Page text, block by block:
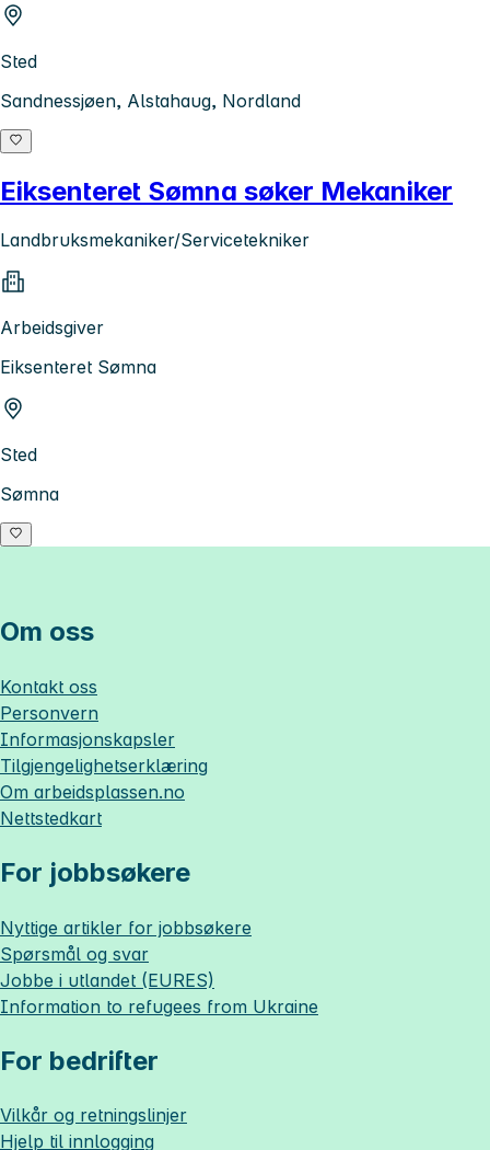
Sted
Sandnessjøen, Alstahaug, Nordland
Eiksenteret Sømna søker Mekaniker
Landbruksmekaniker/Servicetekniker
Arbeidsgiver
Eiksenteret Sømna
Sted
Sømna
Om oss
Kontakt oss
Personvern
Informasjonskapsler
Tilgjengelighetserklæring
Om arbeidsplassen.no
Nettstedkart
For jobbsøkere
Nyttige artikler for jobbsøkere
Spørsmål og svar
Jobbe i utlandet (EURES)
Information to refugees from Ukraine
For bedrifter
Vilkår og retningslinjer
Hjelp til innlogging